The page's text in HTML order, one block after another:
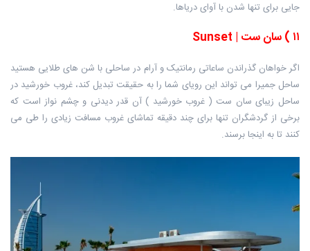
جایی برای تنها شدن با آوای دریاها.
۱۱ )سان ست | Sunset
اگر خواهان گذراندن ساعاتی رمانتیک و آرام در ساحلی با شن های طلایی هستید
ساحل جمیرا می تواند این رویای شما را به حقیقت تبدیل کند، غروب خورشید در
ساحل زیبای سان ست ( غروب خورشید ) آن قدر دیدنی و چشم نواز است که
برخی از گردشگران تنها برای چند دقیقه تماشای غروب مسافت زیادی را طی می
کنند تا به اینجا برسند.